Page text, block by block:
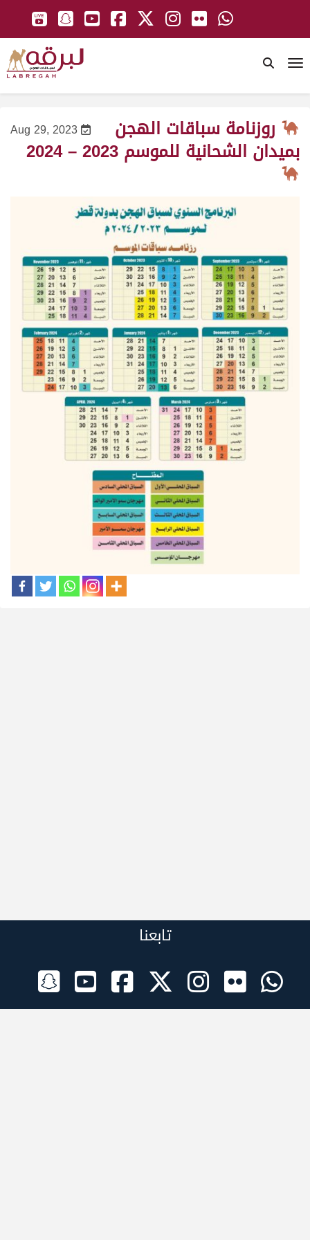
Aug 29, 2023 روزنامة سباقات الهجن
بميدان الشحانية للموسم 2023 – 2024
تابعنا